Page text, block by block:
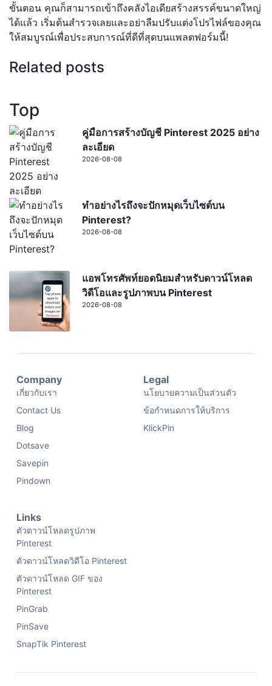
ขั้นตอน คุณก็สามารถเข้าถึงคลังไอเดียสร้างสรรค์ขนาดใหญ่
ได้แล้ว เริ่มต้นสำรวจเลยและอย่าลืมปรับแต่งโปรไฟล์ของคุณ
ให้สมบูรณ์เพื่อประสบการณ์ที่ดีที่สุดบนแพลตฟอร์มนี้!
Related posts
Top
คู่มือการสร้างบัญชี Pinterest 2025 อย่าง
ละเอียด
2026-08-08
ทำอย่างไรถึงจะปักหมุดเว็บไซต์บน
Pinterest?
2026-08-08
แอพโทรศัพท์ยอดนิยมสำหรับดาวน์โหลด
วิดีโอและรูปภาพบน Pinterest
2026-08-08
Company
เกี่ยวกับเรา
Contact Us
Blog
Dotsave
Savepin
Pindown
Legal
นโยบายความเป็นส่วนตัว
ข้อกำหนดการให้บริการ
KlickPin
Links
ตัวดาวน์โหลดรูปภาพ
Pinterest
ตัวดาวน์โหลดวิดีโอ Pinterest
ตัวดาวน์โหลด GIF ของ
Pinterest
PinGrab
PinSave
SnapTik Pinterest